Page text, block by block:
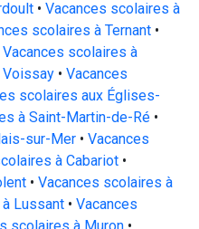
• Vacances scolaires à
scolaires à Ternant •
Vacances scolaires à
Voissay • Vacances
scolaires aux Églises-
à Saint-Martin-de-Ré •
sur-Mer • Vacances
à Cabariot •
• Vacances scolaires à
Lussant • Vacances